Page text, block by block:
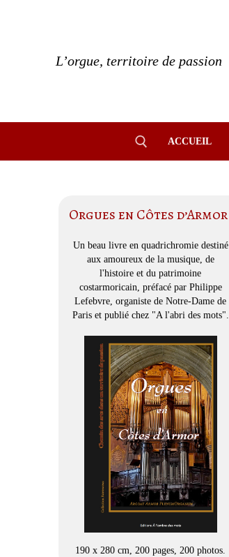
L’orgue, territoire de passion
ACCUEIL
Orgues en Côtes d’Armor
Un beau livre en quadrichromie destiné
aux amoureux de la musique, de
l'histoire et du patrimoine
costarmoricain, préfacé par Philippe
Lefebvre, organiste de Notre-Dame de
Paris et publié chez "A l'abri des mots".
190 x 280 cm, 200 pages, 200 photos.